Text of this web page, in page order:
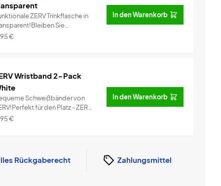
ZERV Trinkflasche in
Sie
€
In den Warenkorb
Wristband 2-Pack
Schweißbänder von
für den Platz - ZERV
€
In den Warenkorb
Rückgaberecht Zahlungsmittel